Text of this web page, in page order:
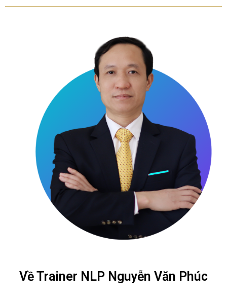
Về Trainer NLP Nguyễn Văn Phúc